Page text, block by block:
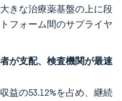
きな治療薬基盤の上に段
フォーム間のサプライヤ
が支配、検査機関が最速
益の53.12%を占め、継続